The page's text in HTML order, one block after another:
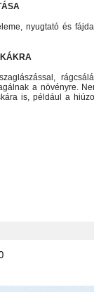
nyugtató és
a növényre.
is, például a